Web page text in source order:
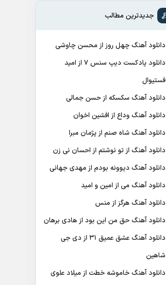
جدیدترین مطالب
دانلود آهنگ چهل روز از محسن چاوشی
دانلود پادکست ديپ سنس ۷ از اميد
فستيوال
دانلود آهنگ سکسکه از حسن جمالی
دانلود آهنگ وداع از افشين اخوان
دانلود آهنگ شاه صنم از پژمان مبرا
دانلود آهنگ از تو نوشتم از احسان نی زن
دانلود آهنگ دیوونه بودم از مهدی جهانی
دانلود آهنگ می از امین و امید
دانلود آهنگ هرگز از منس
دانلود آهنگ حق من این بود از هادی برهان
دانلود آهنگ عشق عمیق ۳۱ از دی جی
شاهین
دانلود آهنگ خاموشه خطت از میلاد علوی